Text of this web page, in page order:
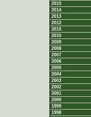
2015
2014
2013
2012
2015
2010
2009
2008
2007
2006
2005
2004
2003
2002
2001
2000
1999
1998